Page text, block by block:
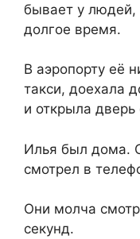
бывает у людей,
долгое время.
В аэропорту её
такси, доехала
и открыла
Илья был дома.
смотрел в
Они молча
секунд.